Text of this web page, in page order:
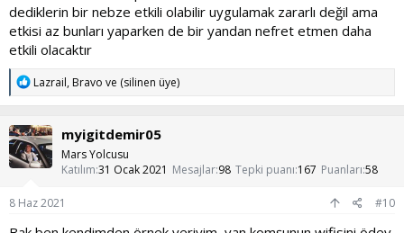
dediklerin bir nebze etkili olabilir uygulamak zararlı değil ama
etkisi az bunları yaparken de bir yandan nefret etmen daha
etkili olacaktır
T
p
k
i
l
e
Lazrail,Bravo ve (silinen üye)
myigitdemir05
Mars Yolcusu
Katılım 31 Ocak 2021 Mesajlar 98 Tepki puanı 167 Puanları 58
8 Haz 2021 #10